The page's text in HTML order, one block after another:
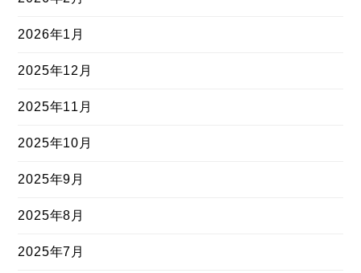
2026年1月
2025年12月
2025年11月
2025年10月
2025年9月
2025年8月
2025年7月